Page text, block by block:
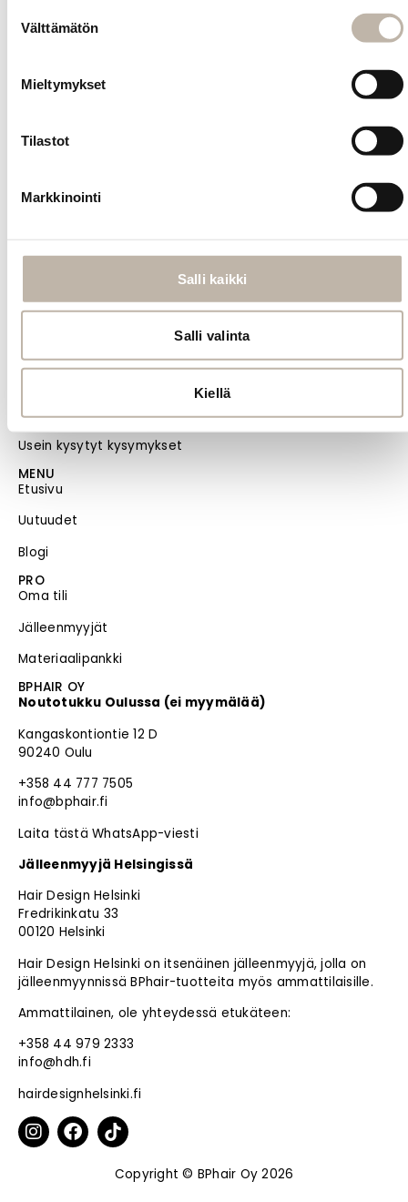
valinta
Välttämätön
Mieltymykset
Tilastot
Markkinointi
Salli kaikki
Salli valinta
Kiellä
Nutturatikun
pituus on noin
tuotteesta
Toimitus- ja maksutavat
Evästeiden hallinta
Usein kysytyt kysymykset
MENU
Etusivu
Uutuudet
Blogi
PRO
Oma tili
Jälleenmyyjät
Materiaalipankki
BPHAIR OY
Noutotukku Oulussa (ei myymälää)
Kangaskontiontie 12 D
90240 Oulu
+358 44 777 7505
info@bphair.fi
Laita tästä WhatsApp-viesti
Jälleenmyyjä Helsingissä
Hair Design Helsinki
Fredrikinkatu 33
00120 Helsinki
Hair Design Helsinki on itsenäinen jälleenmyyjä, jolla on
jälleenmyynnissä BPhair-tuotteita myös ammattilaisille.
Ammattilainen, ole yhteydessä etukäteen:
+358 44 979 2333
info@hdh.fi
hairdesignhelsinki.fi
Copyright © BPhair Oy 2026